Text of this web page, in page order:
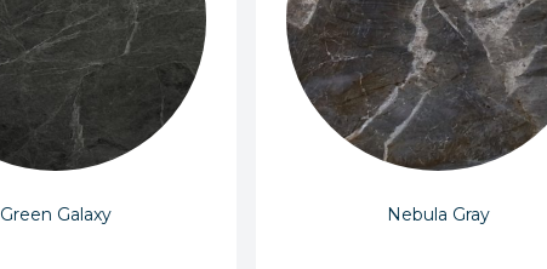
Green Galaxy Nebula Gray